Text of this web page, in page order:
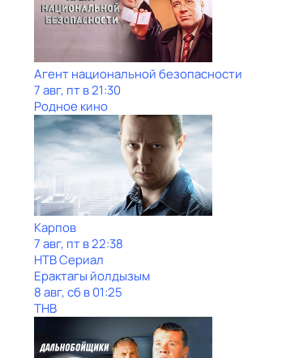
Агент национальной безопасности
7 авг, пт в 21:30
Родное кино
Карпов
7 авг, пт в 22:38
НТВ Сериал
Ерактагы йолдызым
8 авг, сб в 01:25
ТНВ